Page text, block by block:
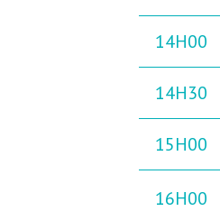
14H00
14H30
15H00
16H00